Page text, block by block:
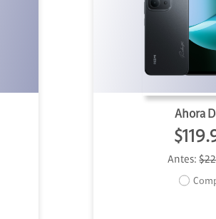
Ahora
Antes: